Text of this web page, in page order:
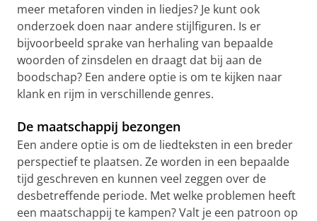
meer metaforen vinden in liedjes? Je kunt ook
onderzoek doen naar andere stijlfiguren. Is er
bijvoorbeeld sprake van herhaling van bepaalde
woorden of zinsdelen en draagt dat bij aan de
boodschap? Een andere optie is om te kijken naar
klank en rijm in verschillende genres.
De maatschappij bezongen
Een andere optie is om de liedteksten in een breder
perspectief te plaatsen. Ze worden in een bepaalde
tijd geschreven en kunnen veel zeggen over de
desbetreffende periode. Met welke problemen heeft
een maatschappij te kampen? Valt je een patroon op